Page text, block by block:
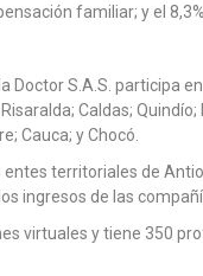
familiar; y el
Doctor S.A.S. participa
Caldas; Quindío;
Cauca; y Chocó.
territoriales de
ingresos de las
virtuales y tiene 350